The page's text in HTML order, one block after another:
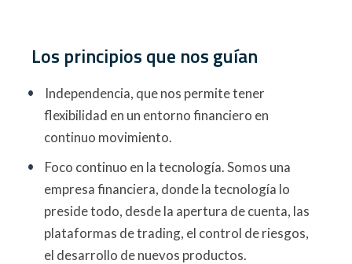
Los principios que nos guían
Independencia, que nos permite tener
flexibilidad en un entorno financiero en
continuo movimiento.
Foco continuo en la tecnología. Somos una
empresa financiera, donde la tecnología lo
preside todo, desde la apertura de cuenta, las
plataformas de trading, el control de riesgos,
el desarrollo de nuevos productos.